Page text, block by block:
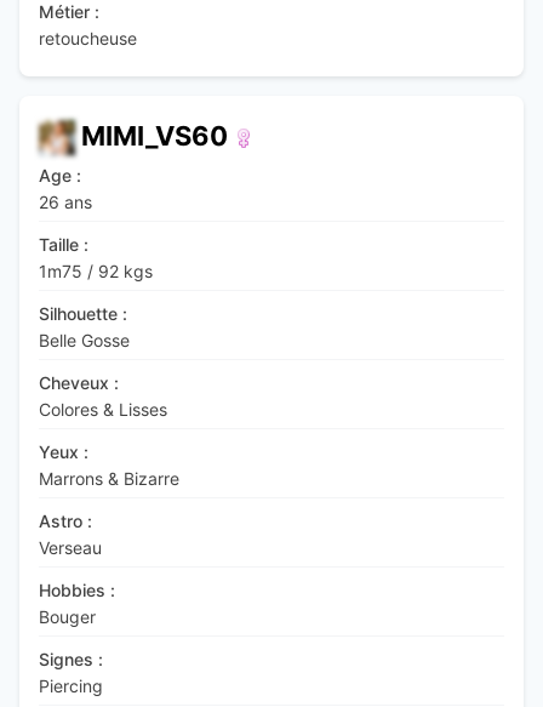
Métier :
retoucheuse
MIMI_VS60
Age :
26 ans
Taille :
1m75 / 92 kgs
Silhouette :
Belle Gosse
Cheveux :
Colores & Lisses
Yeux :
Marrons & Bizarre
Astro :
Verseau
Hobbies :
Bouger
Signes :
Piercing